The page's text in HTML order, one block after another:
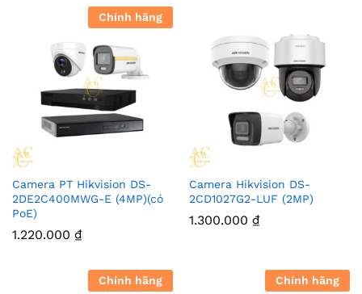
Chính hãng
Camera PT Hikvision DS-
2DE2C400MWG-E (4MP)(có
PoE)
1.220.000 ₫
Camera Hikvision DS-
2CD1027G2-LUF (2MP)
1.300.000 ₫
Chính hãng Chính hãng